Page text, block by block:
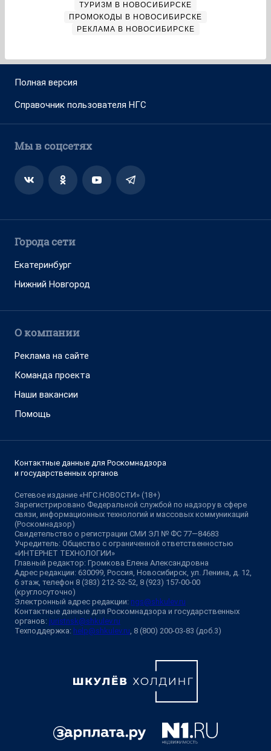
ТУРИЗМ В НОВОСИБИРСКЕ
ПРОМОКОДЫ В НОВОСИБИРСКЕ
РЕКЛАМА В НОВОСИБИРСКЕ
Полная версия
Справочник пользователя НГС
Мы в соцсетях
Города сети
Екатеринбург
Нижний Новгород
О компании
Реклама на сайте
Команда проекта
Наши вакансии
Помощь
Контактные данные для Роскомнадзора
и государственных органов
Сетевое издание «НГС.НОВОСТИ» (18+)
Зарегистрировано Федеральной службой по надзору в сфере
связи, информационных технологий и массовых коммуникаций
(Роскомнадзор)
Свидетельство о регистрации СМИ ЭЛ № ФС 77—84683
Учредитель: Общество с ограниченной ответственностью
«ИНТЕРНЕТ ТЕХНОЛОГИИ»
Главный редактор: Громкова Елена Александровна
Адрес редакции: 630099, Россия, Новосибирск, ул. Ленина, д. 12,
6 этаж, телефон 8 (383) 212-52-52, 8 (923) 157-00-00
(круглосуточно)
Электронный адрес редакции: ngs@shkulev.ru
Контактные данные для Роскомнадзора и государственных
органов: juristnsk@shkulev.ru
Техподдержка: help@shkulev.ru, 8 (800) 200-03-83 (доб.3)